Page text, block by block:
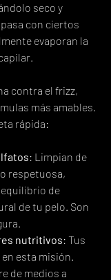
seco y
con ciertos
evaporan la
contra el frizz,
más amables.
rápida:
: Limpian de
respetuosa,
de
de tu pelo. Son
nutritivos: Tus
esta misión.
de medios a